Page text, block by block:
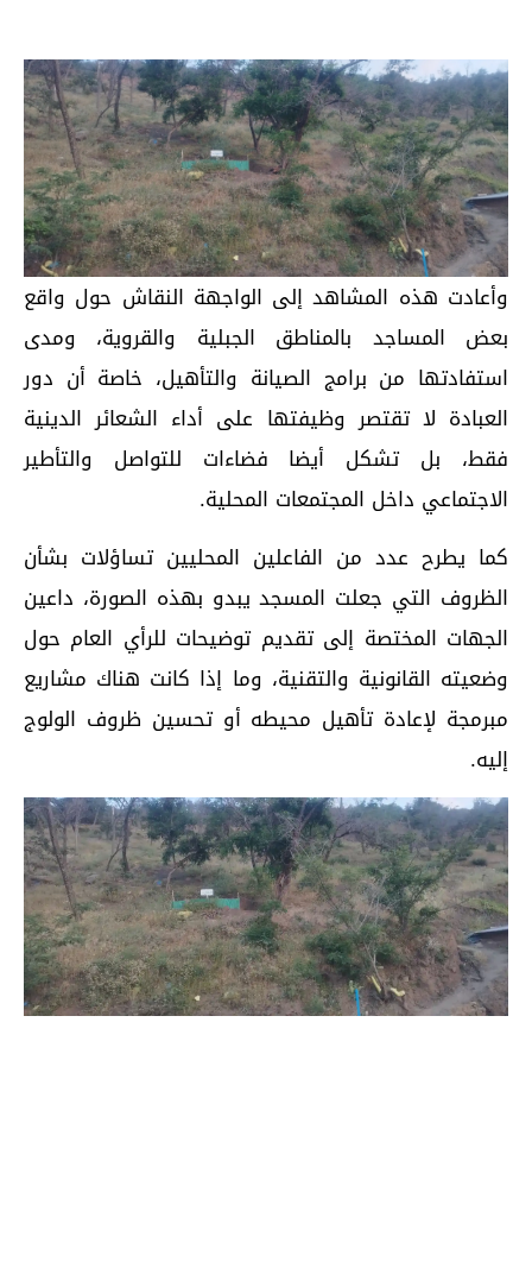
وأعادت هذه المشاهد إلى الواجهة النقاش حول واقع
بعض المساجد بالمناطق الجبلية والقروية، ومدى
استفادتها من برامج الصيانة والتأهيل، خاصة أن دور
العبادة لا تقتصر وظيفتها على أداء الشعائر الدينية
فقط، بل تشكل أيضا فضاءات للتواصل والتأطير
الاجتماعي داخل المجتمعات المحلية.
كما يطرح عدد من الفاعلين المحليين تساؤلات بشأن
الظروف التي جعلت المسجد يبدو بهذه الصورة، داعين
الجهات المختصة إلى تقديم توضيحات للرأي العام حول
وضعيته القانونية والتقنية، وما إذا كانت هناك مشاريع
مبرمجة لإعادة تأهيل محيطه أو تحسين ظروف الولوج
إليه.